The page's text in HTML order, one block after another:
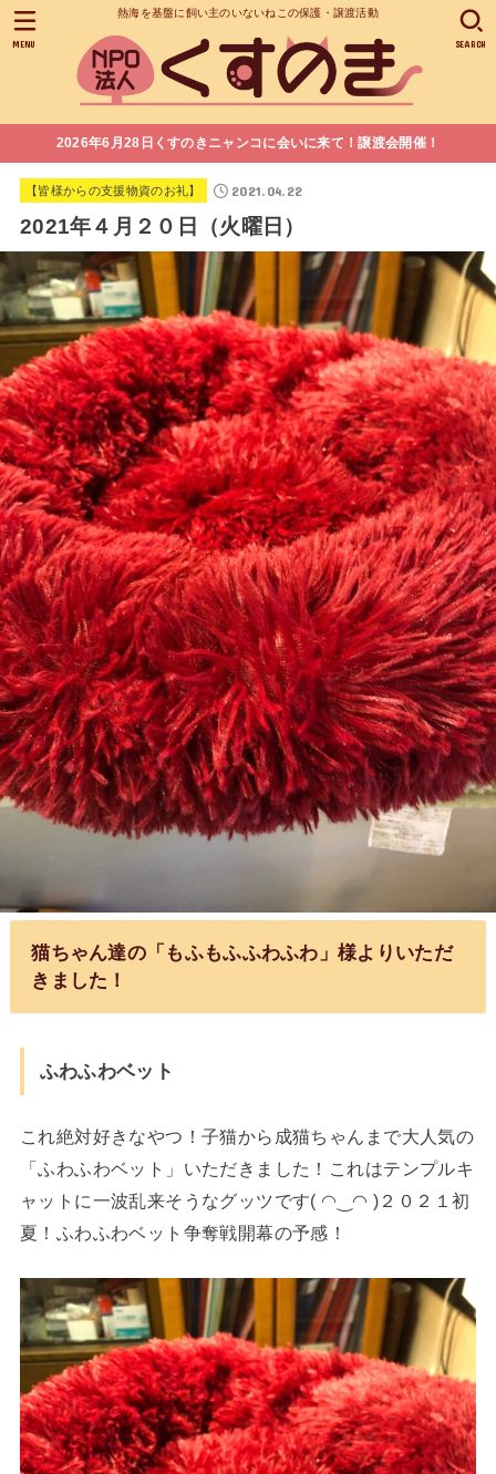
熱海を基盤に飼い主のいないねこの保護・譲渡活動
SEARCH
MENU
2026年6月28日くすのきニャンコに会いに来て！譲渡会開催！
【皆様からの支援物資のお礼】 2021.04.22
2021年４月２０日（火曜日）
猫ちゃん達の「もふもふふわふわ」様よりいただ
きました！
ふわふわベット
これ絶対好きなやつ！子猫から成猫ちゃんまで大人気の
「ふわふわベット」いただきました！これはテンプルキ
ャットに一波乱来そうなグッツです( ◠‿◠ )２０２１初
夏！ふわふわベット争奪戦開幕の予感！